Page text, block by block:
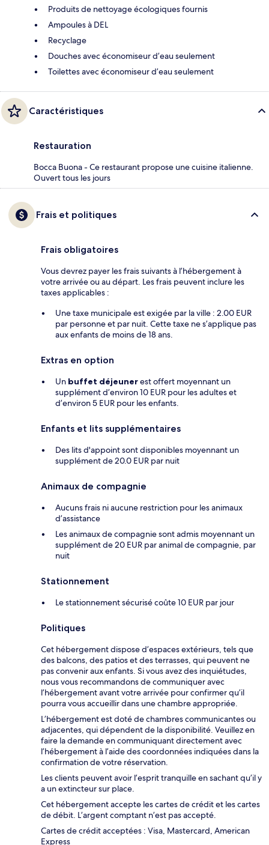
Produits de nettoyage écologiques fournis
Ampoules à DEL
Recyclage
Douches avec économiseur d’eau seulement
Toilettes avec économiseur d’eau seulement
Caractéristiques
Restauration
Bocca Buona - Ce restaurant propose une cuisine italienne.
Ouvert tous les jours
Frais et politiques
Frais obligatoires
Vous devrez payer les frais suivants à l’hébergement à
votre arrivée ou au départ. Les frais peuvent inclure les
taxes applicables :
Une taxe municipale est exigée par la ville : 2.00 EUR
par personne et par nuit. Cette taxe ne s’applique pas
aux enfants de moins de 18 ans.
Extras en option
Un buffet déjeunerest offert moyennant un
supplément d’environ 10 EUR pour les adultes et
d’environ 5 EUR pour les enfants.
Enfants et lits supplémentaires
Des lits d'appoint sont disponibles moyennant un
supplément de 20.0 EUR par nuit
Animaux de compagnie
Aucuns frais ni aucune restriction pour les animaux
d’assistance
Les animaux de compagnie sont admis moyennant un
supplément de 20 EUR par animal de compagnie, par
nuit
Stationnement
Le stationnement sécurisé coûte 10 EUR par jour
Politiques
Cet hébergement dispose d’espaces extérieurs, tels que
des balcons, des patios et des terrasses, qui peuvent ne
pas convenir aux enfants. Si vous avez des inquiétudes,
nous vous recommandons de communiquer avec
l’hébergement avant votre arrivée pour confirmer qu’il
pourra vous accueillir dans une chambre appropriée.
L’hébergement est doté de chambres communicantes ou
adjacentes, qui dépendent de la disponibilité. Veuillez en
faire la demande en communiquant directement avec
l’hébergement à l’aide des coordonnées indiquées dans la
confirmation de votre réservation.
Les clients peuvent avoir l’esprit tranquille en sachant qu’il y
a un extincteur sur place.
Cet hébergement accepte les cartes de crédit et les cartes
de débit. L’argent comptant n’est pas accepté.
Cartes de crédit acceptées : Visa, Mastercard, American
Express